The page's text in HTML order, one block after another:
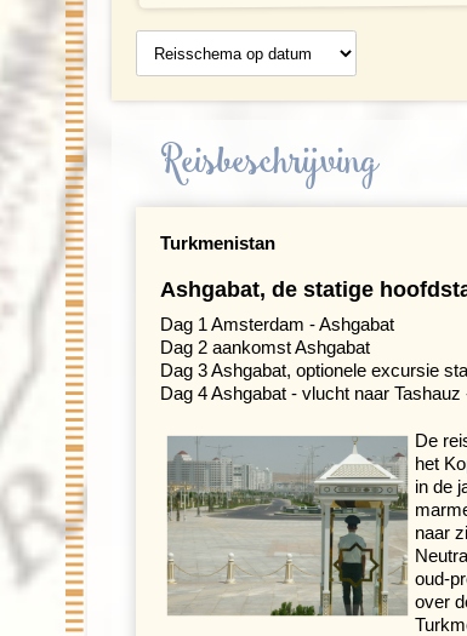
op datum
Reisbeschrijving
Turkmenistan
Ashgabat, de statige
Dag 1 Amsterdam - Ashgabat
Dag 2 aankomst Ashgabat
Dag 3 Ashgabat, optionele excursie
Dag 4 Ashgabat - vlucht naar
De
het
in de
naar
oud-
over